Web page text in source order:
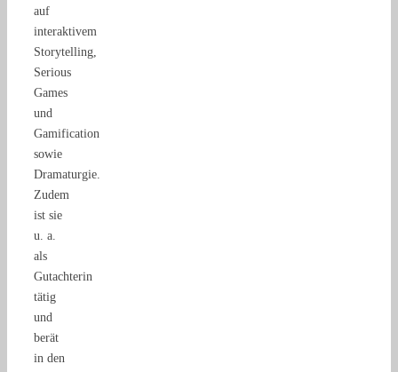
auf
interaktivem
Storytelling,
Serious
Games
und
Gamification
sowie
Dramaturgie.
Zudem
ist sie
u. a.
als
Gutachterin
tätig
und
berät
in den